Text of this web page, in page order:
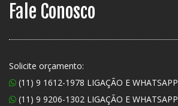
Fale Conosco
Solicite orçamento:
(11) 9 1612-1978 LIGAÇÃO E WHATSAPP
(11) 9 9206-1302 LIGAÇÃO E WHATSAPP